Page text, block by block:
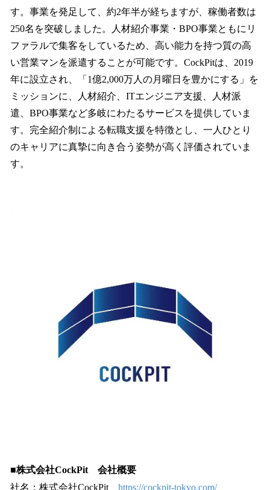
す。事業を発足して、約2年半が経ちますが、稼働者数は
250名を突破しました。人材紹介事業・BPO事業ともにリ
ファラルで集客をしているため、高い能力を持つ質の高
い営業マンを派遣することが可能です。CockPitは、2019
年に設立され、「1億2,000万人の月曜日を豊かにする」を
ミッションに、人材紹介、ITエンジニア支援、人材派
遣、BPO事業など多岐にわたるサービスを提供していま
す。完全紹介制による転職支援を特徴とし、一人ひとり
のキャリアに真摯に向き合う姿勢が高く評価されていま
す。
■株式会社CockPit 会社概要
社名：株式会社CockPit https://cockpit-tokyo.com/